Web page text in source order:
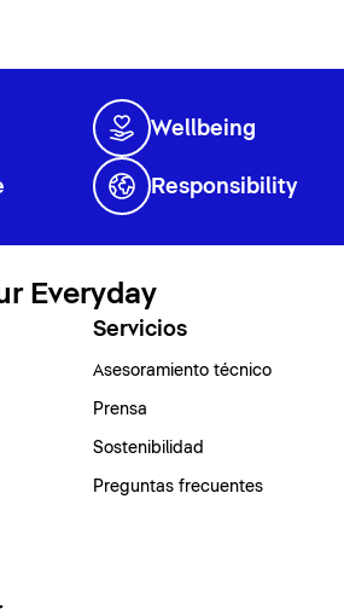
Wellbeing
Responsibility
Everyday
Servicios
Asesoramiento técnico
Prensa
Sostenibilidad
Preguntas frecuentes